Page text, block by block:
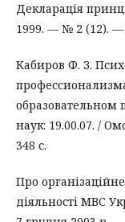
Декларація
1999. — № 2 (12). —
Кабиров Ф. З.
образовательном
наук: 19.00.07. /
348 с.
Про
діяльності МВС